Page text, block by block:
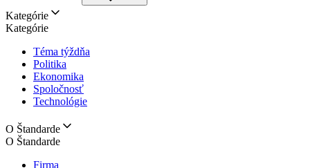
Kategórie
Kategórie
Téma týždňa
Politika
Ekonomika
Spoločnosť
Technológie
O Štandarde
O Štandarde
Firma